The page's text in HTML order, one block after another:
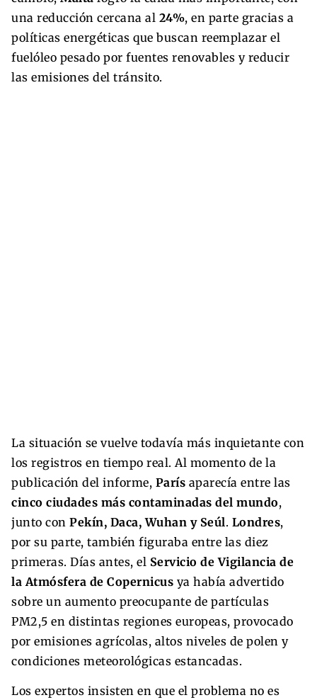
una reducción cercana al 24%, en parte gracias a
políticas energéticas que buscan reemplazar el
fuelóleo pesado por fuentes renovables y reducir
las emisiones del tránsito.
La situación se vuelve todavía más inquietante con
los registros en tiempo real. Al momento de la
publicación del informe, París aparecía entre las
cinco ciudades más contaminadas del mundo,
junto con Pekín, Daca, Wuhan y Seúl. Londres,
por su parte, también figuraba entre las diez
primeras. Días antes, el Servicio de Vigilancia de
la Atmósfera de Copernicus ya había advertido
sobre un aumento preocupante de partículas
PM2,5 en distintas regiones europeas, provocado
por emisiones agrícolas, altos niveles de polen y
condiciones meteorológicas estancadas.
Los expertos insisten en que el problema no es